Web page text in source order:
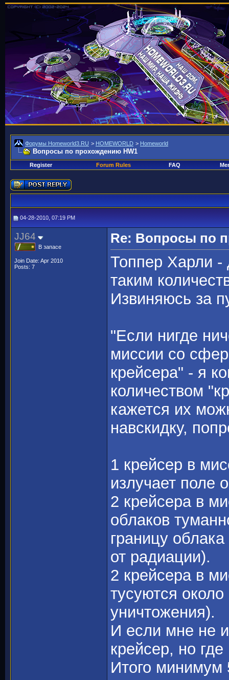
Форумы Homeworld3.RU > HOMEWORLD > Homeworld
Вопросы по прохождению HW1
Register Forum Rules FAQ
04-28-2010, 07:19 PM
JJ64
В запасе
Join Date: Apr 2010
Posts: 7
Re: Вопросы по
Топпер Харли -
таким
Извиняюсь за
"Если нигде
миссии со
крейсера" - я
количеством
кажется их
навскидку,
1 крейсер в
излучает поле
2 крейсера в
облаков
границу
от радиации).
2 крейсера в
тусуются
уничтожения).
И если мне не
крейсер, но
Итого минимум